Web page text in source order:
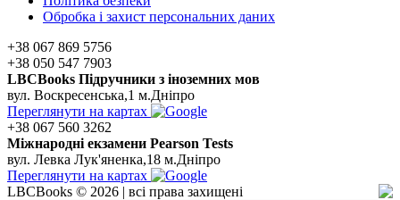
Обробка і захист персональних даних
+38 067 869 5756
+38 050 547 7903
LBCBooks Підручники з іноземних мов
вул. Воскресенська,1 м.Дніпро
Переглянути на картах
+38 067 560 3262
Мiжнароднi екзамени Pearson Tests
вул. Левка Лук'яненка,18 м.Дніпро
Переглянути на картах
LBCBooks © 2026 | всі права захищені